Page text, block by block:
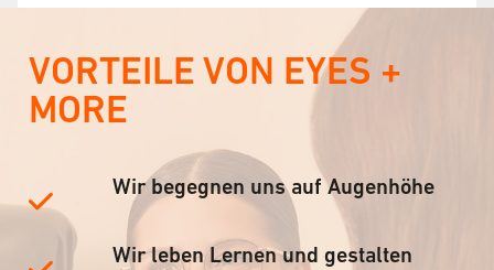
VORTEILE VON EYES +
MORE
Wir begegnen uns auf Augenhöhe
Wir leben Lernen und gestalten